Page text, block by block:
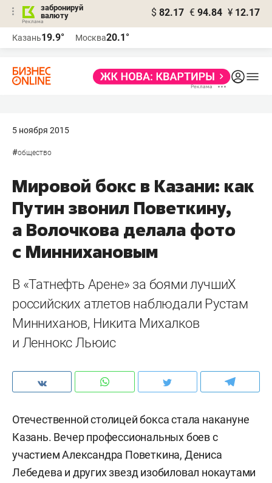
забронируй
валюту
$ 82.17 € 94.84 ¥ 12.17
Казань19.9° Москва20.1°
5 ноября 2015
#общество
Мировой бокс в Казани: как
Путин звонил Поветкину,
а Волочкова делала фото
с Миннихановым
В «Татнефть Арене» за боями лучшиХ
российских атлетов наблюдали Рустам
Минниханов, Никита Михалков
и Леннокс Льюис
Отечественной столицей бокса стала накануне
Казань. Вечер профессиональных боев с
участием Александра Поветкина, Дениса
Лебедева и других звезд изобиловал нокаутами